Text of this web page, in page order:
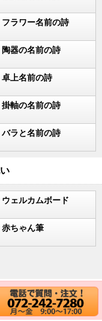
フラワー名前の詩
陶器の名前の詩
卓上名前の詩
掛軸の名前の詩
バラと名前の詩
ウェルカムボード
赤ちゃん筆